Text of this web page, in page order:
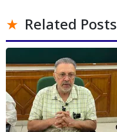
Related Posts